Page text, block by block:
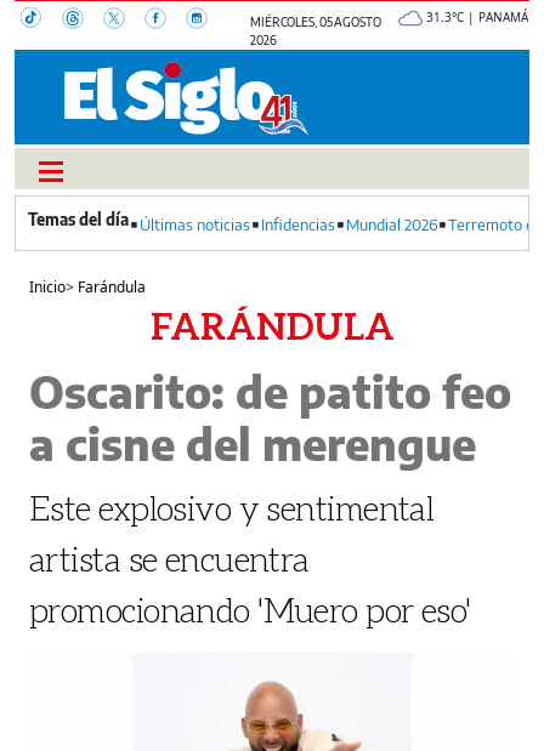
MIÉRCOLES, 05 AGOSTO
2026
31.3°C | PANAMÁ
Últimas noticias Infidencias Mundial 2026 Terremoto
Inicio> Farándula
FARÁNDULA
Oscarito: de patito feo
a cisne del merengue
Este explosivo y sentimental
artista se encuentra
promocionando 'Muero por eso'